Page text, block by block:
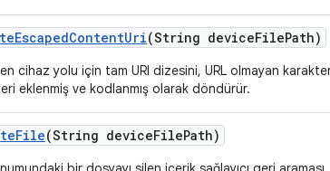
EscapedContentUri(String deviceFilePath)
cihaz yolu için tam URI dizesini, URL olmayan
eklenmiş ve kodlanmış olarak döndürür.
File(String deviceFilePath)